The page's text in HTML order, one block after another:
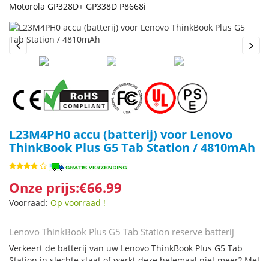
Motorola GP328D+ GP338D P8668i
Previous
L23M4PH0 accu (batterij) voor Lenovo
ThinkBook Plus G5 Tab Station / 4810mAh
Onze prijs:€66.99
Voorraad: Op voorraad !
Lenovo ThinkBook Plus G5 Tab Station reserve batterij
Verkeert de batterij van uw Lenovo ThinkBook Plus G5 Tab